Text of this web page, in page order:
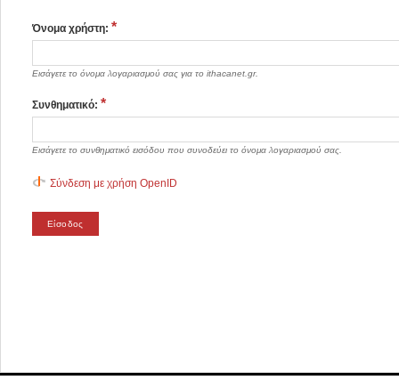
Όνομα χρήστη: *
Εισάγετε το όνομα λογαριασμού σας για το ithacanet.gr.
Συνθηματικό: *
Εισάγετε το συνθηματικό εισόδου που συνοδεύει το όνομα λογαριασμού σας.
Σύνδεση με χρήση OpenID